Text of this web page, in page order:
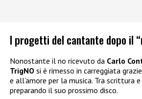
I progetti del cantante dopo il
Nonostante il no ricevuto da Carlo
TrigNO si è rimesso in carreggiata
e all’amore per la musica. Tra scrittura
preparando il suo prossimo disco.